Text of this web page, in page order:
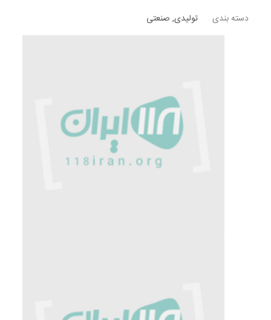
دسته بندی
تولیدی, صنعتی